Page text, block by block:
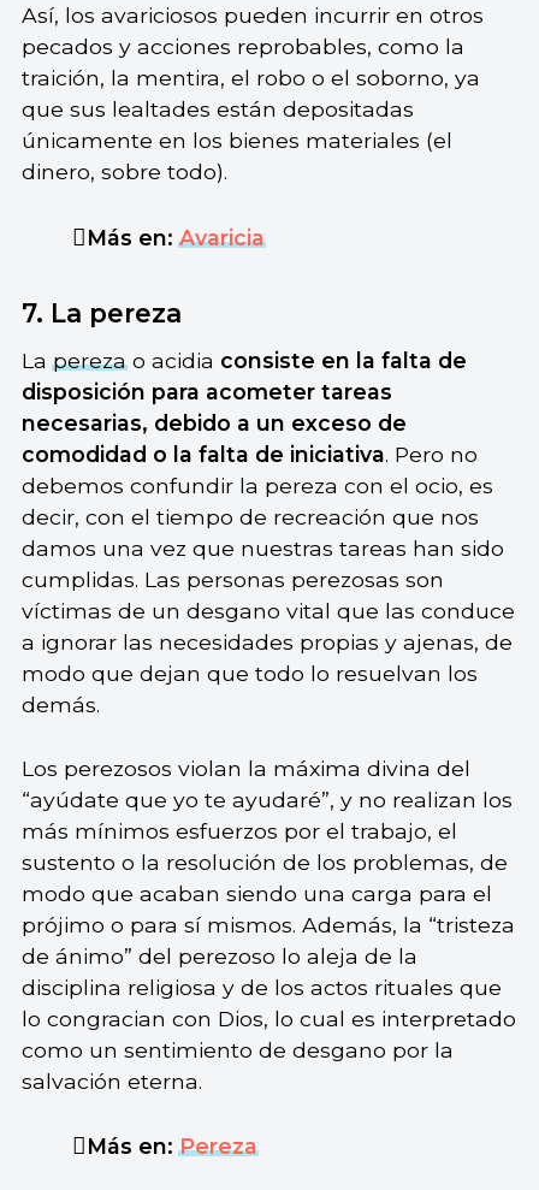
Así, los avariciosos pueden incurrir en otros
pecados y acciones reprobables, como la
traición, la mentira, el robo o el soborno, ya
que sus lealtades están depositadas
únicamente en los bienes materiales (el
dinero, sobre todo).
Más en:Avaricia
7. La pereza
Laperezao acidia consiste en la falta de
disposición para acometer tareas
necesarias, debido a un exceso de
comodidad o la falta de iniciativa. Pero no
debemos confundir la pereza con el ocio, es
decir, con el tiempo de recreación que nos
damos una vez que nuestras tareas han sido
cumplidas. Las personas perezosas son
víctimas de un desgano vital que las conduce
a ignorar las necesidades propias y ajenas, de
modo que dejan que todo lo resuelvan los
demás.
Los perezosos violan la máxima divina del
“ayúdate que yo te ayudaré”, y no realizan los
más mínimos esfuerzos por el trabajo, el
sustento o la resolución de los problemas, de
modo que acaban siendo una carga para el
prójimo o para sí mismos. Además, la “tristeza
de ánimo” del perezoso lo aleja de la
disciplina religiosa y de los actos rituales que
lo congracian con Dios, lo cual es interpretado
como un sentimiento de desgano por la
salvación eterna.
Más en:Pereza